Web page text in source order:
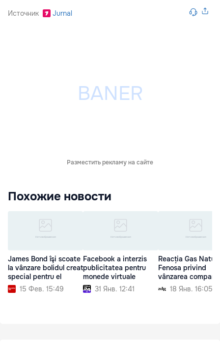
Источник Jurnal
Разместить рекламу на сайте
Похожие новости
James Bond îşi scoate
la vânzare bolidul creat
special pentru el
15 Фев. 15:49
Facebook a interzis
publicitatea pentru
monede virtuale
31 Янв. 12:41
Reacția Gas
Fenosa privind
vânzarea
18 Янв. 16:05